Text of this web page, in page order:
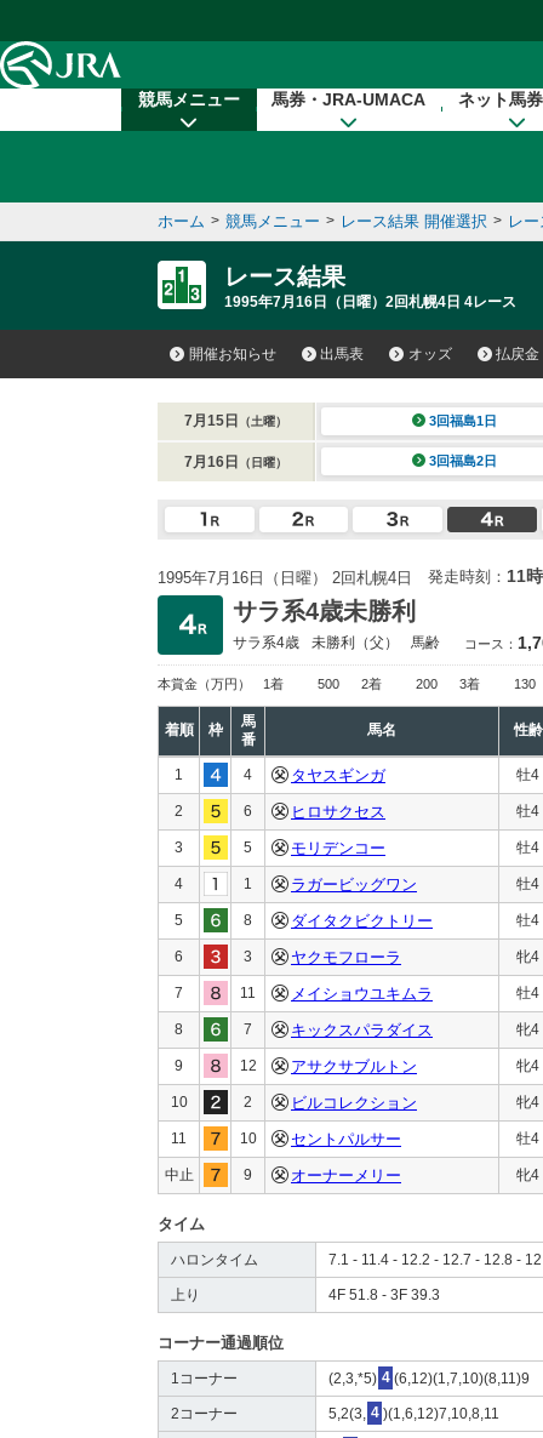
競馬メニュー 馬券・JRA-UMACA ネット馬
ホーム > 競馬メニュー > レース結果 開催選択 > レ
レース結果
1995年7月16日（日曜）2回札幌4日 4レース
開催お知らせ 出馬表 オッズ 払戻金
7月15日 （土曜） 3回福島1日
7月16日 （日曜） 3回福島2日
1995年7月16日（日曜） 2回札幌4日 発走時刻： 11
サラ系4歳未勝利
サラ系4歳 未勝利 （父） 馬齢 コース：
本賞金 （万円） 1着 500 2着 200 3着 130
着順 枠
馬
番
馬名 性齢
1 4 タヤスギンガ 牡4
2 6 ヒロサクセス 牡4
3 5 モリデンコー 牡4
4 1 ラガービッグワン 牡4
5 8 ダイタクビクトリー 牡4
6 3 ヤクモフローラ 牝4
7 11 メイショウユキムラ 牡4
8 7 キックスパラダイス 牝4
9 12 アサクサブルトン 牝4
10 2 ビルコレクション 牝4
11 10 セントパルサー 牡4
中止 9 オーナーメリー 牝4
タイム
ハロンタイム 7.1 - 11.4 - 12.2 - 12.7 - 12.8 -
上り 4F 51.8 - 3F 39.3
コーナー通過順位
1コーナー (2,3,*5) 4 (6,12)(1,7,10)(8,11)9
2コーナー 5,2(3, 4 )(1,6,12)7,10,8,11